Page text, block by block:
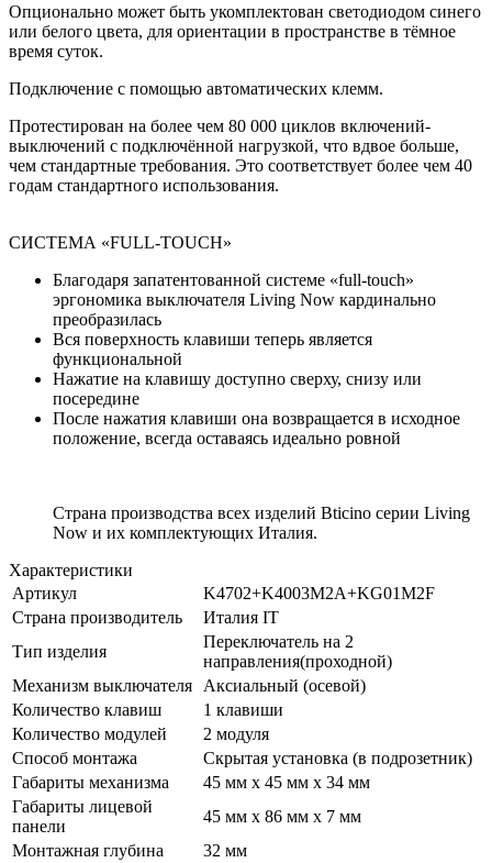
Опционально может быть укомплектован светодиодом синего
или белого цвета, для ориентации в пространстве в тёмное
время суток.
Подключение с помощью автоматических клемм.
Протестирован на более чем 80 000 циклов включений-
выключений с подключённой нагрузкой, что вдвое больше,
чем стандартные требования. Это соответствует более чем 40
годам стандартного использования.
СИСТЕМА «FULL-TOUCH»
Благодаря запатентованной системе «full-touch»
эргономика выключателя Living Now кардинально
преобразилась
Вся поверхность клавиши теперь является
функциональной
Нажатие на клавишу доступно сверху, снизу или
посередине
После нажатия клавиши она возвращается в исходное
положение, всегда оставаясь идеально ровной
Страна производства всех изделий Bticino серии Living
Now и их комплектующих Италия.
Характеристики
Артикул
K4702+K4003M2A+KG01M2F
Страна производитель
Италия IT
Тип изделия
Переключатель на 2
направления(проходной)
Механизм выключателя
Аксиальный (осевой)
Количество клавиш
1 клавиши
Количество модулей
2 модуля
Способ монтажа
Скрытая установка (в подрозетник)
Габариты механизма
45 мм x 45 мм x 34 мм
Габариты лицевой
панели
45 мм x 86 мм x 7 мм
Монтажная глубина
32 мм